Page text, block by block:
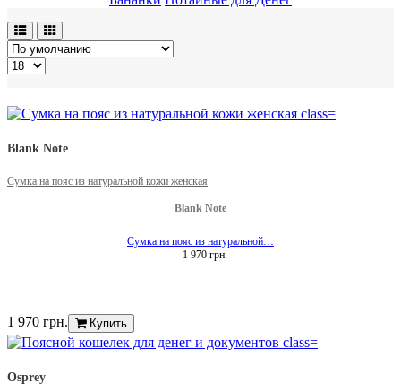
Blank Note
Сумка на пояс из натуральной кожи женская
Blank Note
Сумка на пояс из натуральной…
1 970 грн.
1 970 грн. Купить
Osprey